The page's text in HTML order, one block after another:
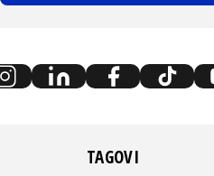
TAGOVI